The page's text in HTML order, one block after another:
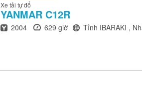
Xe tải tự đổ
YANMAR C12R
Năm
2004 Giờ
629 giờ Địa điểm
Tỉnh IBARAKI ,